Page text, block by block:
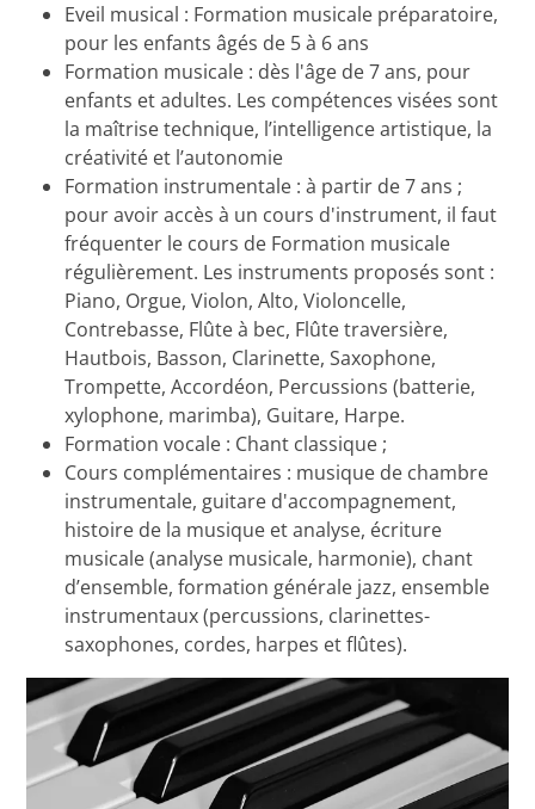
Eveil musical : Formation musicale préparatoire,
pour les enfants âgés de 5 à 6 ans
Formation musicale : dès l'âge de 7 ans, pour
enfants et adultes. Les compétences visées sont
la maîtrise technique, l’intelligence artistique, la
créativité et l’autonomie
Formation instrumentale : à partir de 7 ans ;
pour avoir accès à un cours d'instrument, il faut
fréquenter le cours de Formation musicale
régulièrement. Les instruments proposés sont :
Piano, Orgue, Violon, Alto, Violoncelle,
Contrebasse, Flûte à bec, Flûte traversière,
Hautbois, Basson, Clarinette, Saxophone,
Trompette, Accordéon, Percussions (batterie,
xylophone, marimba), Guitare, Harpe.
Formation vocale : Chant classique ;
Cours complémentaires : musique de chambre
instrumentale, guitare d'accompagnement,
histoire de la musique et analyse, écriture
musicale (analyse musicale, harmonie), chant
d’ensemble, formation générale jazz, ensemble
instrumentaux (percussions, clarinettes-
saxophones, cordes, harpes et flûtes).